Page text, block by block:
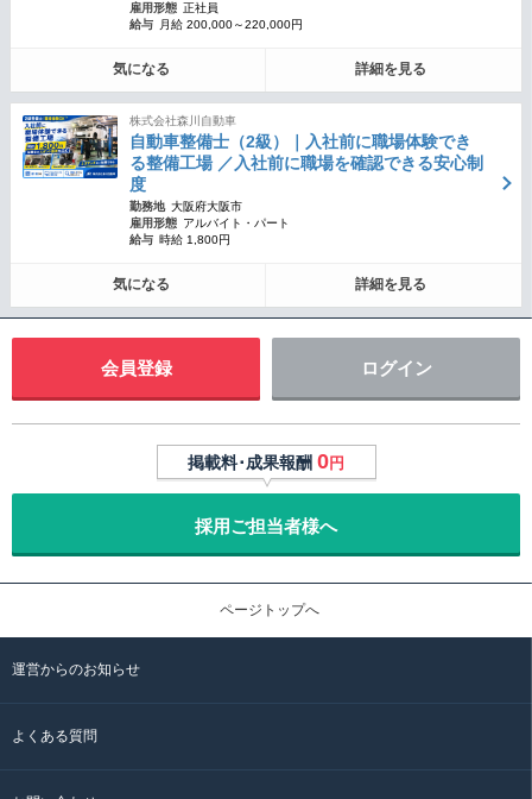
雇用形態 正社員
給与
月給 200,000～220,000円
気になる 詳細を見る
株式会社森川自動車
自動車整備士（2級）｜入社前に職場体験でき
る整備工場 ／入社前に職場を確認できる安心制
度
勤務地 大阪府大阪市
雇用形態 アルバイト・パート
給与 時給 1,800円
気になる 詳細を見る
会員登録 ログイン
掲載料･成果報酬 0円
採用ご担当者様へ
ページトップへ
運営からのお知らせ
よくある質問